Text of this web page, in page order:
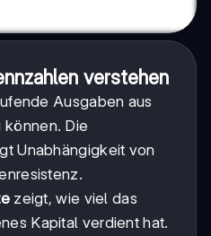
verstehen
Ausgaben aus
können. Die
Unabhängigkeit von
zeigt, wie viel das
Kapital verdient hat.